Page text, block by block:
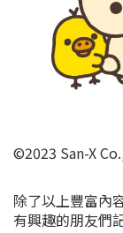
©2023 San-X
除了以上豐富內
有興趣的朋友們